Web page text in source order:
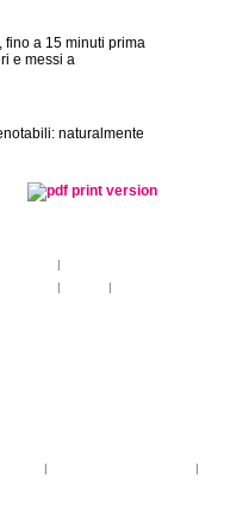
fino a 15 minuti prima
e messi a
naturalmente
|
| |
| |